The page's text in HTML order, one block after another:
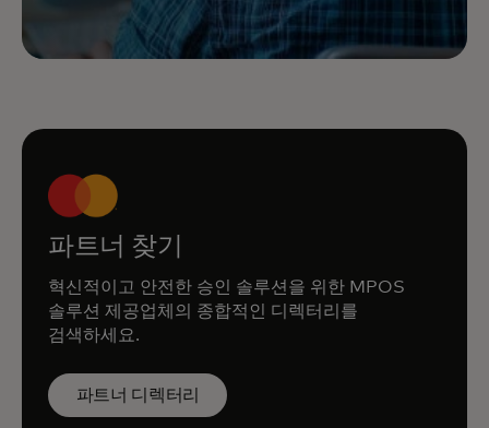
파트너 찾기
혁신적이고 안전한 승인 솔루션을 위한 MPOS
솔루션 제공업체의 종합적인 디렉터리를
검색하세요.
파트너 디렉터리